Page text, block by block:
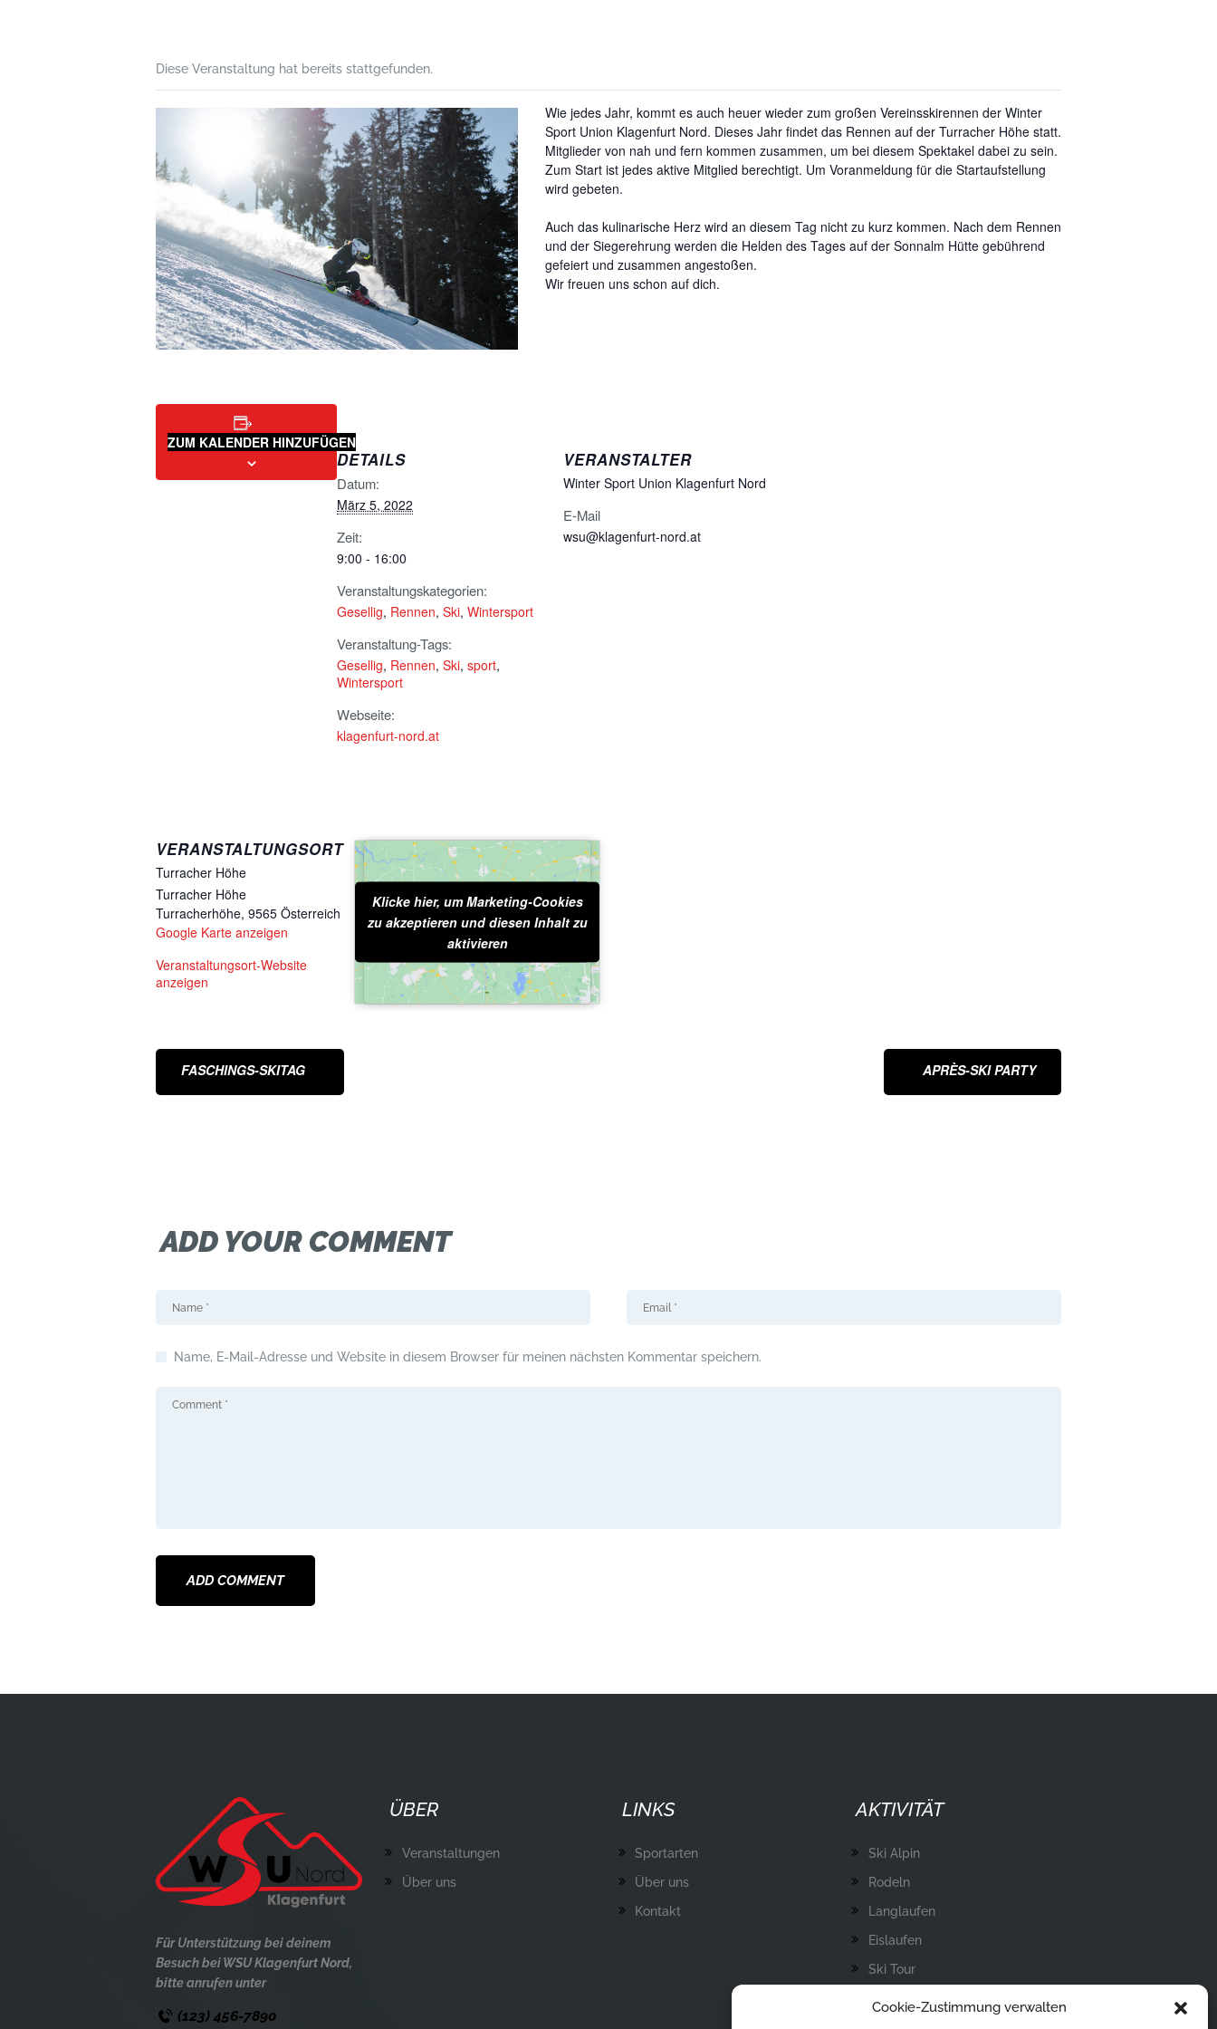
Cookie-Zustimmung verwalten
Diese Veranstaltung hat bereits stattgefunden.
Wie jedes Jahr, kommt es auch heuer wieder zum großen Vereinsskirennen der Winter
Sport Union Klagenfurt Nord. Dieses Jahr findet das Rennen auf der Turracher Höhe statt.
Mitglieder von nah und fern kommen zusammen, um bei diesem Spektakel dabei zu sein.
Zum Start ist jedes aktive Mitglied berechtigt. Um Voranmeldung für die Startaufstellung
wird gebeten.
Auch das kulinarische Herz wird an diesem Tag nicht zu kurz kommen. Nach dem Rennen
und der Siegerehrung werden die Helden des Tages auf der Sonnalm Hütte gebührend
gefeiert und zusammen angestoßen.
Wir freuen uns schon auf dich.
ZUM KALENDER HINZUFÜGEN
DETAILS
Datum:
März 5, 2022
Zeit:
9:00 - 16:00
Veranstaltungskategorien:
Gesellig, Rennen, Ski, Wintersport
Veranstaltung-Tags:
Gesellig, Rennen, Ski, sport,
Wintersport
Webseite:
klagenfurt-nord.at
VERANSTALTER
Winter Sport Union Klagenfurt Nord
E-Mail
wsu@klagenfurt-nord.at
VERANSTALTUNGSORT
Turracher Höhe
Turracher Höhe
Turracherhöhe, 9565 Österreich
Google Karte anzeigen
Veranstaltungsort-Website
anzeigen
Klicke hier, um Marketing-
Cookies zu akzeptieren und
diesen Inhalt zu aktivieren
Klicke hier, um Marketing-Cookies
zu akzeptieren und diesen Inhalt zu
aktivieren
FASCHINGS-SKITAG APRÈS-SKI PARTY
ADD YOUR COMMENT
Name, E-Mail-Adresse und Website in diesem Browser für meinen nächsten Kommentar speichern.
Für Unterstützung bei deinem
Besuch bei WSU Klagenfurt Nord,
bitte anrufen unter
(123) 456-7890
ÜBER
Veranstaltungen
Über uns
LINKS
Sportarten
Über uns
Kontakt
AKTIVITÄT
Ski Alpin
Rodeln
Langlaufen
Eislaufen
Ski Tour